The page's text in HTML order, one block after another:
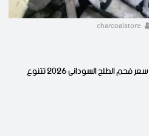
أسعار فحم الطلح السوداني سعر فحم الطلح السودانى 2026 تتنوع